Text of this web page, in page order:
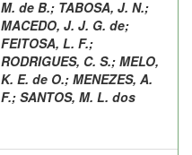
M. de B.; TABOSA, J. N.;
MACEDO, J. J. G. de;
FEITOSA, L. F.;
RODRIGUES, C. S.; MELO,
K. E. de O.; MENEZES, A.
F.; SANTOS, M. L. dos